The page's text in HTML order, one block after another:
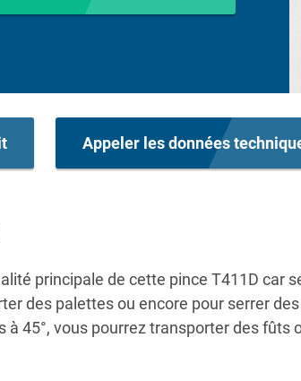
Appeler les données
principale de cette pince T411D car
des palettes ou encore pour serrer
à 45°, vous pourrez transporter des fûts